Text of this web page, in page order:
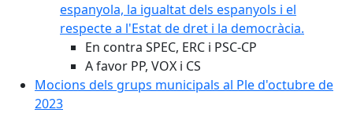
espanyola, la igualtat dels espanyols i el
respecte a l'Estat de dret i la democràcia.
En contra SPEC, ERC i PSC-CP
A favor PP, VOX i CS
Mocions dels grups municipals al Ple d'octubre de
2023